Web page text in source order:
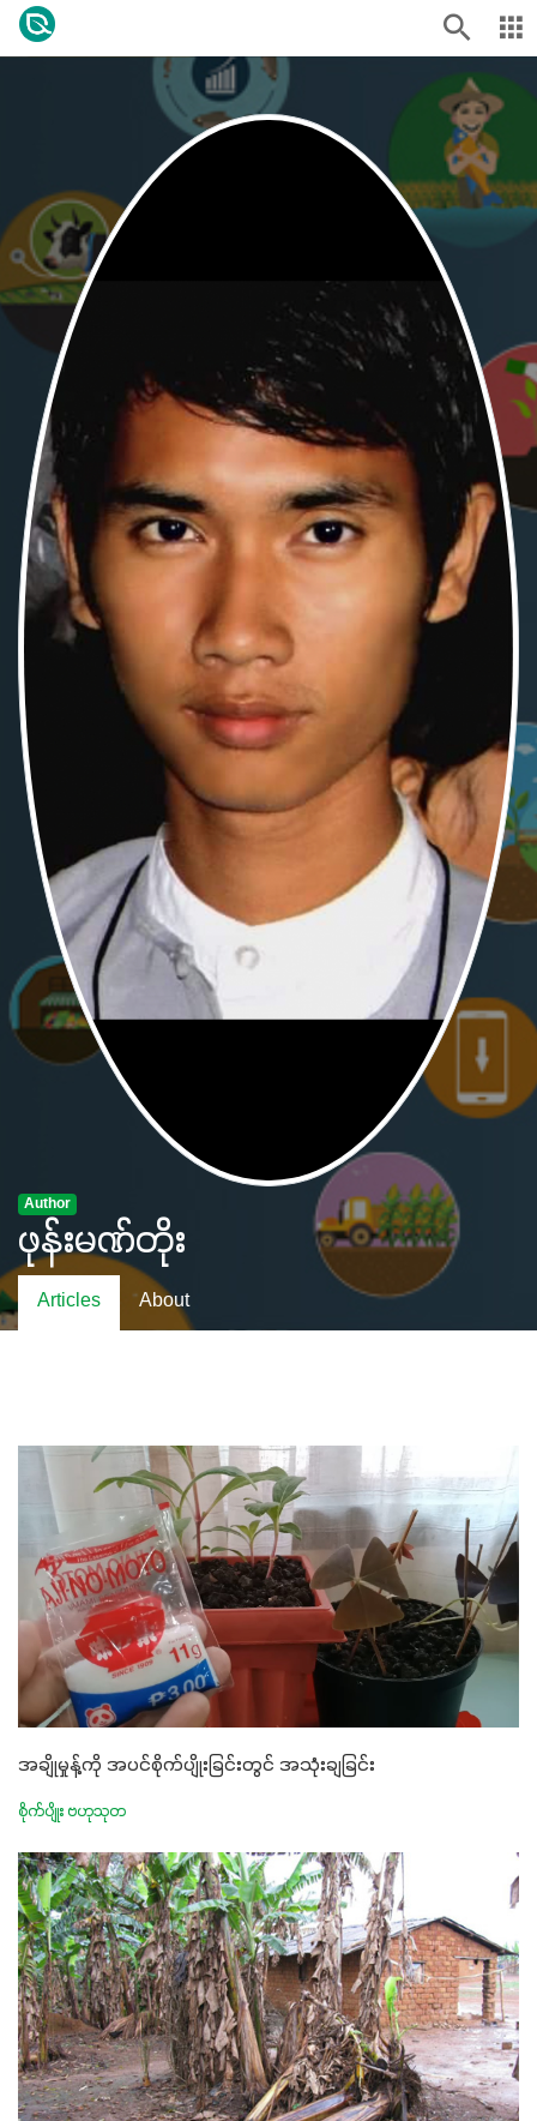
Author
ဖုန်းမဏ်တိုး
Articles About
အချိုမှုန့်ကို အပင်စိုက်ပျိုးခြင်းတွင် အသုံးချခြင်း
စိုက်ပျိုး ဗဟုသုတ